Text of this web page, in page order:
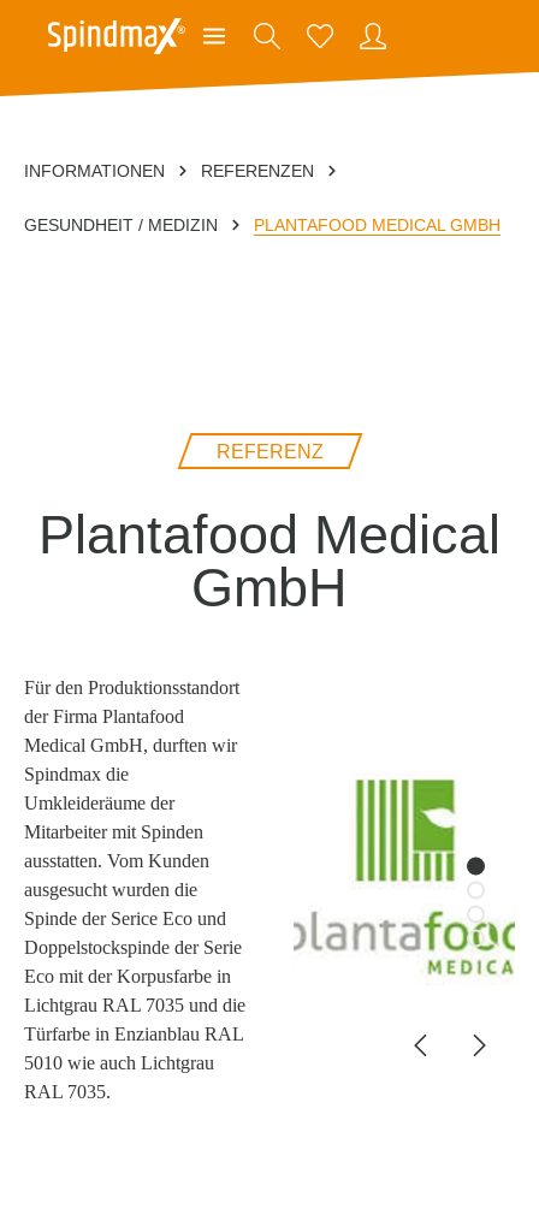
INFORMATIONEN REFERENZEN
GESUNDHEIT / MEDIZIN PLANTAFOOD MEDICAL GMBH
REFERENZ
Plantafood Medical
GmbH
Für den Produktionsstandort
der Firma Plantafood
Medical GmbH, durften wir
Spindmax die
Umkleideräume der
Mitarbeiter mit Spinden
ausstatten. Vom Kunden
ausgesucht wurden die
Spinde der Serice Eco und
Doppelstockspinde der Serie
Eco mit der Korpusfarbe in
Lichtgrau RAL 7035 und die
Türfarbe in Enzianblau RAL
5010 wie auch Lichtgrau
RAL 7035.